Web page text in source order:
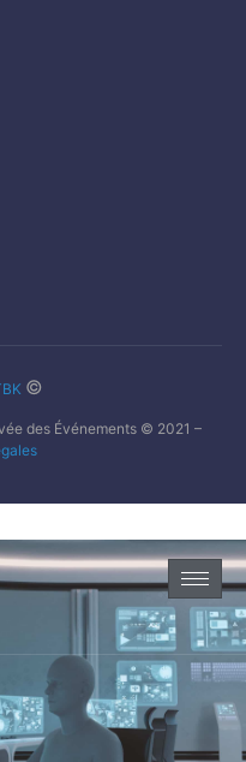
©
des Événements © 2021 –